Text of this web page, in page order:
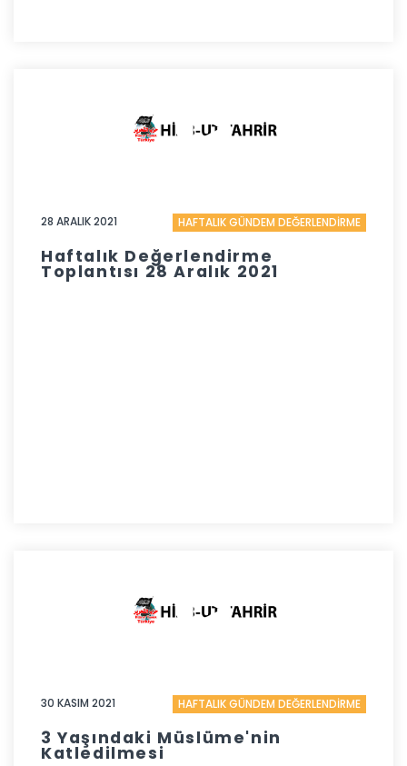
28 ARALIK 2021 HAFTALIK GÜNDEM DEĞERLENDİRME
Haftalık Değerlendirme
Toplantısı 28 Aralık 2021
30 KASIM 2021 HAFTALIK GÜNDEM DEĞERLENDİRME
3 Yaşındaki Müslüme'nin
Katledilmesi